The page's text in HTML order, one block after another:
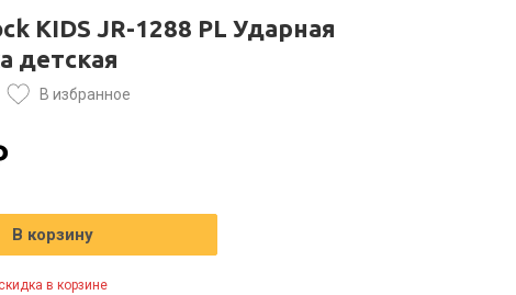
KIDS JR-1288 PL Ударная
детская
В избранное
В корзину
в корзине